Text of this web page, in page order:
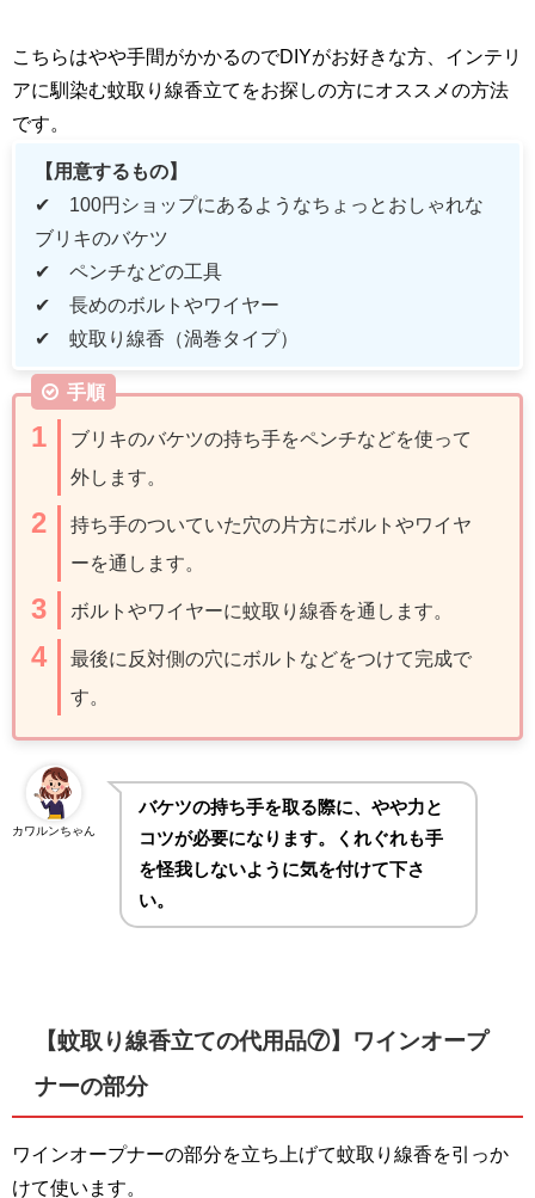
こちらはやや手間がかかるのでDIYがお好きな方、インテリ
アに馴染む蚊取り線香立てをお探しの方にオススメの方法
です。
【用意するもの】
✔ 100円ショップにあるようなちょっとおしゃれな
ブリキのバケツ
✔ ペンチなどの工具
✔ 長めのボルトやワイヤー
✔ 蚊取り線香（渦巻タイプ）
手順
ブリキのバケツの持ち手をペンチなどを使って
外します。
持ち手のついていた穴の片方にボルトやワイヤ
ーを通します。
ボルトやワイヤーに蚊取り線香を通します。
最後に反対側の穴にボルトなどをつけて完成で
す。
カワルンちゃん
バケツの持ち手を取る際に、やや力と
コツが必要になります。くれぐれも手
を怪我しないように気を付けて下さ
い。
【蚊取り線香立ての代用品⑦】ワインオープ
ナーの部分
ワインオープナーの部分を立ち上げて蚊取り線香を引っか
けて使います。